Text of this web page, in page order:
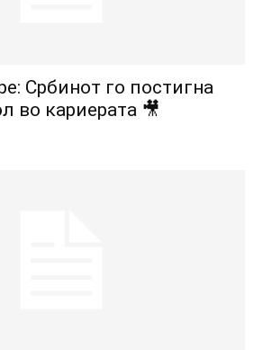
Србинот го постигна
во кариерата 🎥